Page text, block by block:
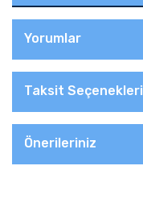
Yorumlar
Taksit Seçenekleri
Önerileriniz